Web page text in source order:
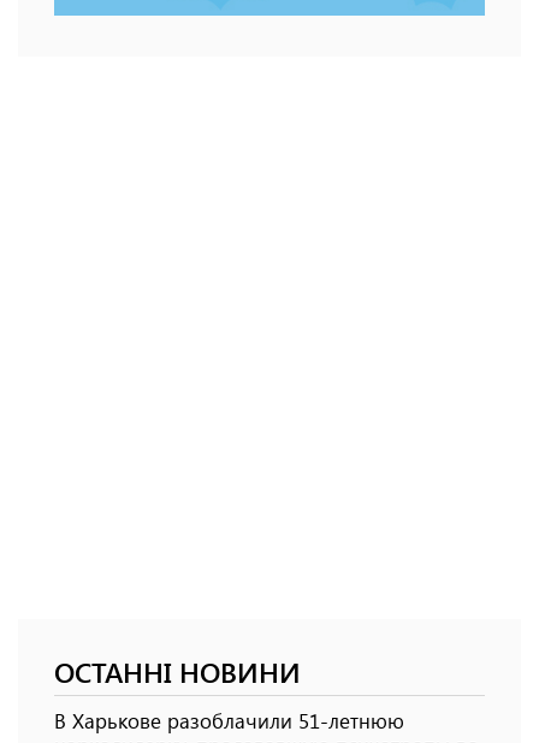
ОСТАННІ НОВИНИ
В Харькове разоблачили 51-летнюю